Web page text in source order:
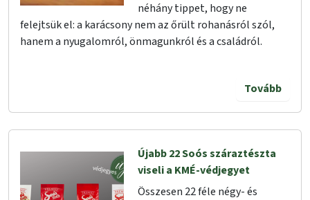
néhány tippet, hogy ne
felejtsük el: a karácsony nem az őrült rohanásról szól,
hanem a nyugalomról, önmagunkról és a családról.
Tovább
Újabb 22 Soós száraztészta
viseli a KMÉ-védjegyet
Összesen 22 féle négy- és